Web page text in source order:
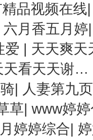
品视频在线
六月香五月婷
爱 | 天天爽天
天看天天谢…
| 人妻第九页
草|www婷
婷婷综合|